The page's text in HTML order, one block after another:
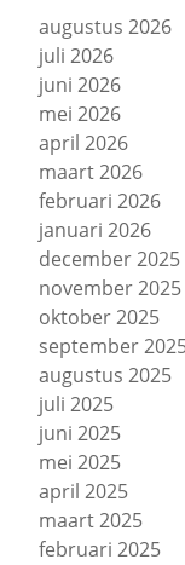
augustus 2026
juli 2026
juni 2026
mei 2026
april 2026
maart 2026
februari 2026
januari 2026
december 2025
november 2025
oktober 2025
september
augustus 2025
juli 2025
juni 2025
mei 2025
april 2025
maart 2025
februari 2025